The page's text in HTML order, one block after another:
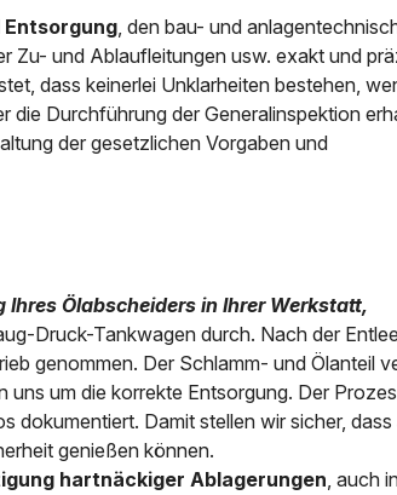
, den bau- und
Zu- und Ablaufleitungen usw. exakt und
dass keinerlei Unklarheiten bestehen,
Durchführung der Generalinspektion
der gesetzlichen Vorgaben und
Ölabscheiders in Ihrer Werkstatt,
Druck-Tankwagen durch. Nach der
genommen. Der Schlamm- und Ölanteil
um die korrekte Entsorgung. Der
Damit stellen wir sicher, dass
genießen können.
hartnäckiger Ablagerungen, auch